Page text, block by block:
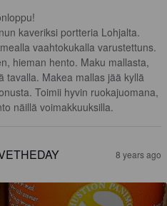
kaveriksi portteria Lohjalta.
vaahtokukalla varustettuns.
hieman hento. Maku mallasta,
tavalla. Makea mallas jää kyllä
Toimii hyvin ruokajuomana,
näillä voimakkuuksilla.
8 years ago